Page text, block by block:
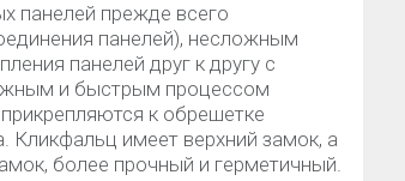
панелей прежде всего
панелей), несложным
панелей друг к другу с
и быстрым процессом
к обрешетке
Кликфальц имеет верхний замок, а
более прочный и герметичный.